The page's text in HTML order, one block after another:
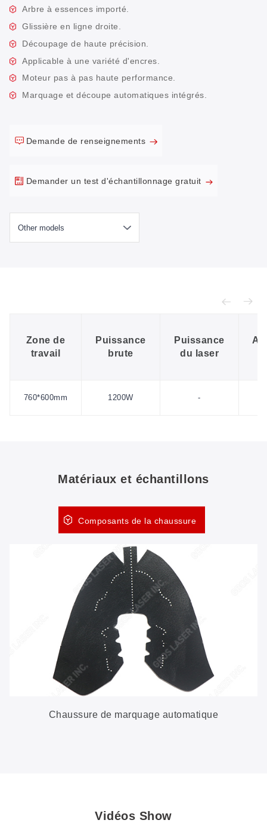
Arbre à essences importé.
Glissière en ligne droite.
Découpage de haute précision.
Applicable à une variété d'encres.
Moteur pas à pas haute performance.
Marquage et découpe automatiques intégrés.
Demande de renseignements
Demander un test d'échantillonnage gratuit
Zone de
travail
Puissance
brute
Puissance
du laser
760*600mm 1200W -
Matériaux et échantillons
Composants de la chaussure
Chaussure de marquage automatique
Vidéos Show